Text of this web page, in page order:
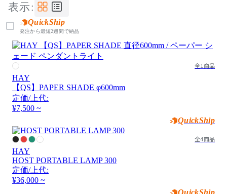
表示:
QuickShip
発注から最短2週間で納品
全1商品
HAY
【QS】PAPER SHADE φ600mm
定価/上代:
¥7,500 ~
QuickShip
全4商品
HAY
HOST PORTABLE LAMP 300
定価/上代:
¥36,000 ~
QuickShip